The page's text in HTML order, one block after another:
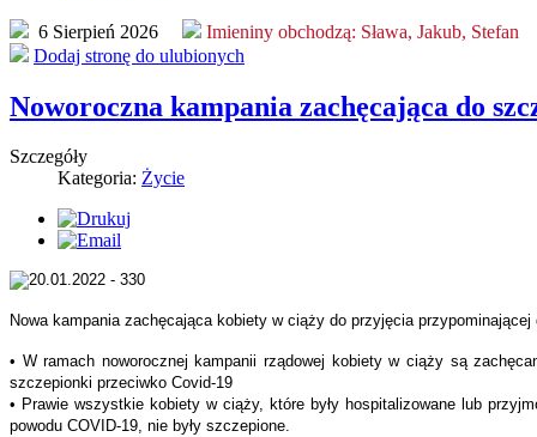
6 Sierpień 2026 Imieniny obchodzą: Sława, Jakub, Stefan
Dodaj stronę do ulubionych
Noworoczna kampania zachęcająca do
Szczegóły
Kategoria: Życie
Nowa kampania zachęcająca kobiety w ciąży do przyjęcia
• W ramach noworocznej kampanii rządowej kobiety w ciąży są
szczepionki przeciwko Covid-19
• Prawie wszystkie kobiety w ciąży, które były hospitalizowane lub
powodu COVID-19, nie były szczepione.